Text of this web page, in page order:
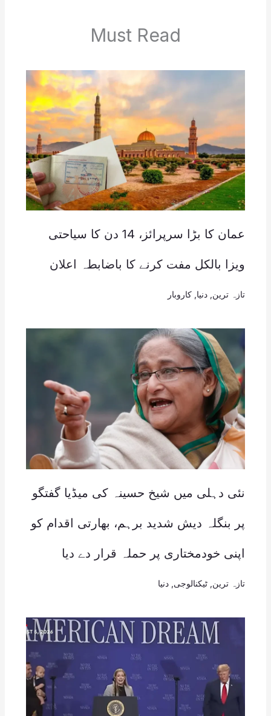
Must Read
عمان کا بڑا سرپرائز، 14 دن کا سیاحتی
ویزا بالکل مفت کرنے کا باضابطہ اعلان
تازہ ترین دنیا کاروبار
نئی دہلی میں شیخ حسینہ کی میڈیا گفتگو
پر بنگلہ دیش شدید برہم، بھارتی اقدام کو
اپنی خودمختاری پر حملہ قرار دے دیا
تازہ ترین ٹیکنالوجی دنیا